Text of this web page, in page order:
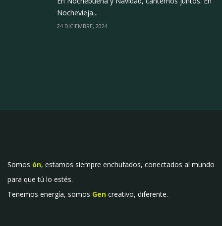
Nochevieja...
24 DICIEMBRE, 2024
Somos ón, estamos siempre enchufados, conectados al mundo
para que tú lo estés.
Tenemos energía, somos Gen creativo, diferente.